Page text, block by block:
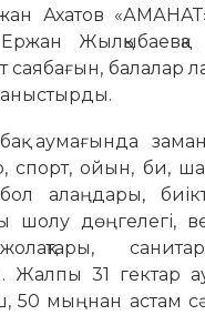
Ахатов
Жылқыбаевқа
балалар
аумағында
спорт, ойын, би,
алаңдары,
шолу дөңгелегі,
Жалпы 31 гектар
50 мыңнан астам